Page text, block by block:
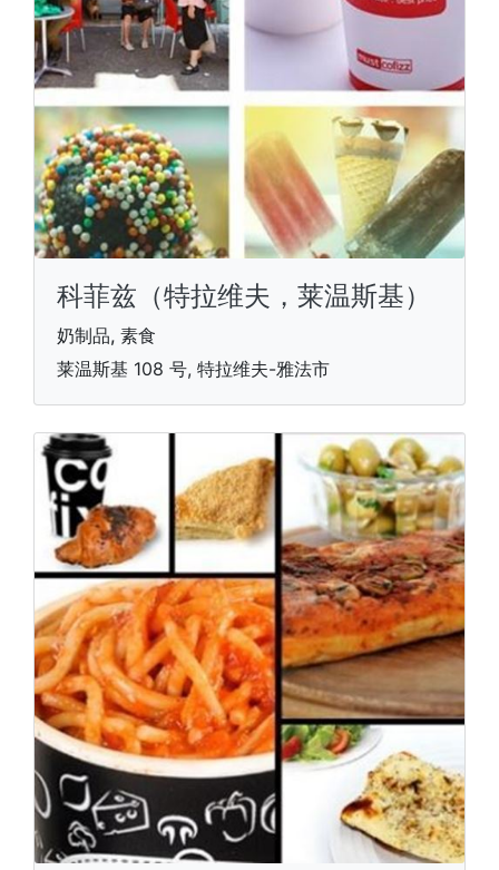
科菲兹（特拉维夫，莱温斯基）
奶制品, 素食
莱温斯基 108 号, 特拉维夫-雅法市